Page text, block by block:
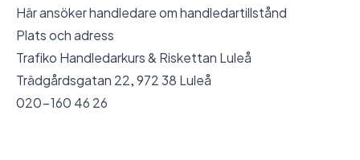
Här ansöker handledare om handledartillstånd
Plats och adress
Trafiko Handledarkurs & Riskettan Luleå
Trädgårdsgatan 22, 972 38 Luleå
020-160 46 26